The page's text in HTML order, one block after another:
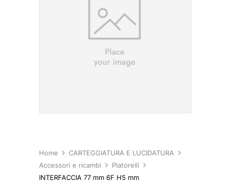
Home
CARTEGGIATURA E LUCIDATURA
Accessori e ricambi
Platorelli
INTERFACCIA 77 mm 6F H5 mm